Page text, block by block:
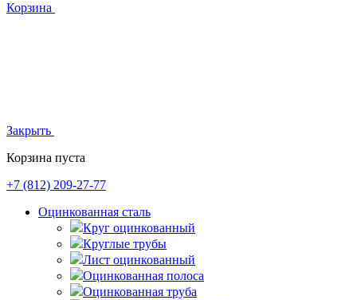
Корзина
Закрыть
Корзина пуста
+7 (812) 209-27-77
Оцинкованная сталь
Круг оцинкованный
Круглые трубы
Лист оцинкованный
Оцинкованная полоса
Оцинкованная труба